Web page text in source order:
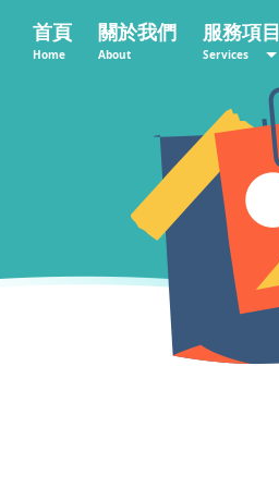
首頁
Home
關於我們
About
服務項目
Services